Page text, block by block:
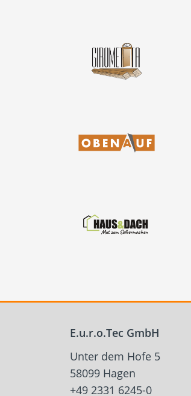
E.u.r.o.Tec GmbH
Unter dem Hofe 5
58099 Hagen
+49 2331 6245-0